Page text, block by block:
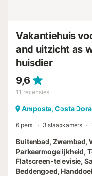
Vakantiehuis
and uitzicht as
huisdier
9,6
11 recensies
Amposta, Costa
6 pers. 3 slaapkamers
Buitenbad, Zwembad,
Parkeermogelijkheid,
Flatscreen-televisie,
Beddengoed,